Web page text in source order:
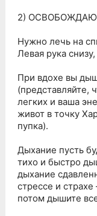
2)
Нужно лечь на
Левая рука
При вдохе вы
(представляйте,
легких и ваша
живот в точку
пупка).
Дыхание пусть
тихо и быстро
дыхание
стрессе и
потом дышите